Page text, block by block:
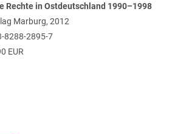
Rechte in Ostdeutschland 1990–1998
Marburg, 2012
8288-2895-7
EUR